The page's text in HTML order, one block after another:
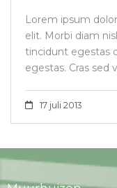
Lorem ipsum
elit. Morbi diam
tincidunt egestas
egestas. Cras sed
17 juli 2013